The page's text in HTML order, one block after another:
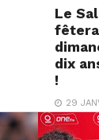
Le
fêtera
dix
!
29